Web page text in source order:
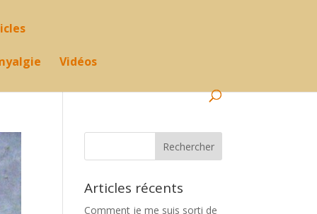
Vidéos
Articles récents
Comment je me suis sorti de